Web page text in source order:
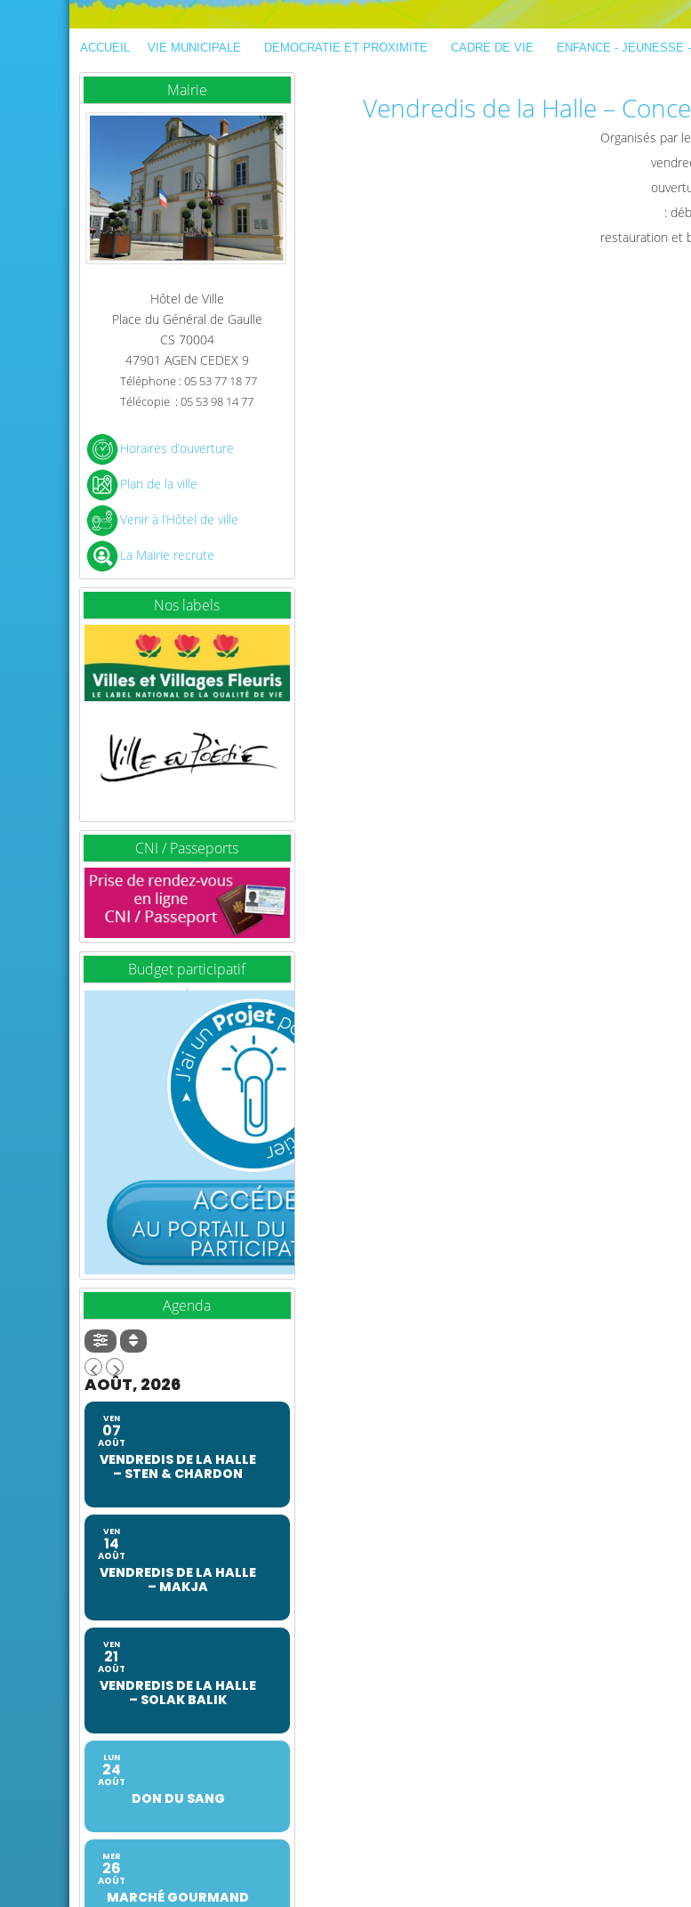
ACCUEIL VIE MUNICIPALE DEMOCRATIE ET PROXIMITE CADRE DE VIE ENFANCE - JEUNESSE
Mairie
Hôtel de Ville
Place du Général de Gaulle
CS 70004
47901 AGEN CEDEX 9
Téléphone : 05 53 77 18 77
Télécopie : 05 53 98 14 77
Horaires d’ouverture
Plan de la ville
Venir à l’Hôtel de ville
La Mairie recrute
Nos labels
CNI / Passeports
Budget participatif
Agenda
AOÛT, 2026
VEN
07
AOÛT
VENDREDIS DE LA HALLE
– STEN & CHARDON
VEN
14
AOÛT
VENDREDIS DE LA HALLE
– MAKJA
VEN
21
AOÛT
VENDREDIS DE LA HALLE
– SOLAK BALIK
LUN
24
AOÛT
DON DU SANG
MER
26
AOÛT
MARCHÉ GOURMAND
Vendredis de la Halle –
Organisés par
:
restauration et